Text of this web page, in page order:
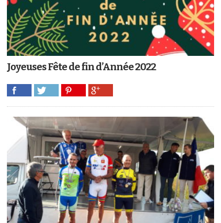
Joyeuses Fête de fin d’Année 2022